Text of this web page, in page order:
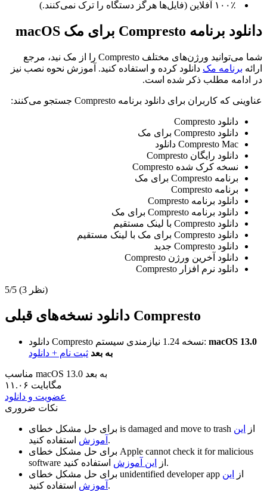
دانلود برنامه Compresto برای مک macOS
شما می‌توانید ورژن‌های مختلف Compresto را از مک نید، مرجع
ارائه برنامه مک دانلود کرده و استفاده کنید. آموزش نحوه نصب نیز
در ادامه مطلب ذکر شده است.
عناوینی که کاربران برای دانلود برنامه Compresto جستجو می‌کنند:
دانلود Compresto
دانلود Compresto برای مک
Compresto Mac دانلود
دانلود رایگان Compresto
نسخه کرک شده Compresto
برنامه Compresto برای مک
برنامه Compresto
دانلود برنامه Compresto
دانلود برنامه Compresto برای مک
دانلود Compresto با لینک مستقیم
دانلود Compresto برای مک با لینک مستقیم
دانلود Compresto جدید
دانلود آخرین ورژن Compresto
دانلود نرم افزار Compresto
5/5 (3 نظر)
دانلود نسخه‌های قبلی Compresto
دانلود Compresto نسخه 1.24نیازمندی سیستم: macOS 13.0
به بعد ثبت نام + دانلود
مناسب macOS 13.0 به بعد
۱۱.۰۶ مگابایت
عضویت و دانلود
نکات ضروری
is damaged and move to trash از
این
آموزش استفاده کنید.
Apple cannot check it for malicious
software
از این آموزش
استفاده کنید.
unidentified developer app از
این
آموزش استفاده کنید.